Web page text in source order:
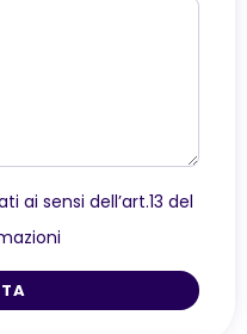
sensi dell’art.13 del